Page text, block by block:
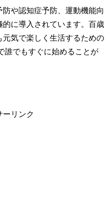
や認知症予防、運動機能向
的に導入されています。百歳
気で楽しく生活するための
誰でもすぐに始めることが
ーリンク